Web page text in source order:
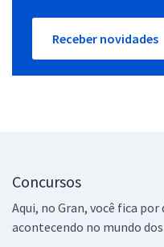
Receber novidades
Concursos
Aqui, no Gran, você fica
acontecendo no mundo dos